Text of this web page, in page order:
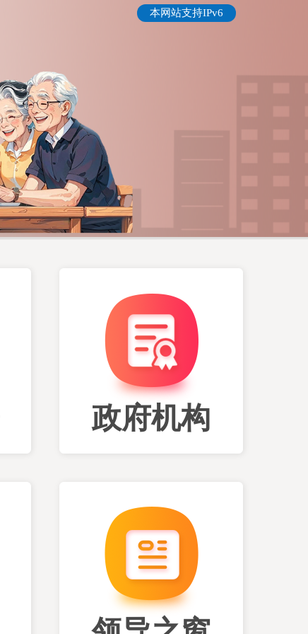
本网站支持IPv6
政府机构